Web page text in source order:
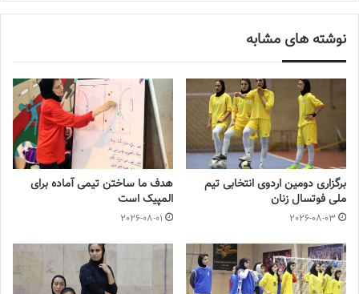
(تهران)
شایان ذکر است اردوی فوق از عصر روز پنجشنبه دوم آذرماه در مرکز
ملی فوتبال برگزار می شود.
💻منبع:فدراسیون فوتبال 📸عکس:فدراسیون فوتبال
◾️با فوتبالز همراه شوید◾️فوتبالز را در اینستاگرام دنبال کنید
◾️
footballs.women@
برچسب ها تیم ملی فوتسال فروزان سلیمانی فوتسال زنان
نوشته های مشابه
برگزاری دومین اردوی انتخابی تیم
ملی فوتسال زنان
2026-08-03
هدف ما ساختن تیمی آماده برای
المپیک است
2026-08-01